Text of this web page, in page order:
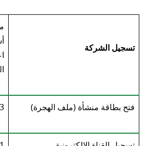
تسجيل الشركة
فتح بطاقة منشأة (ملف الهجرة) 3 – 5 أيام عمل